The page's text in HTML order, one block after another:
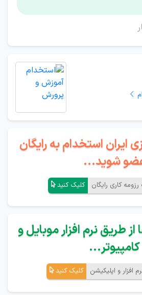
ایران استخدام به رایگان
شوید...
کاری رایگان کلیک کنید
طریق نرم افزار موبایل و
کامپیوتر...
افزار و اپلیکیشن کلیک کنید